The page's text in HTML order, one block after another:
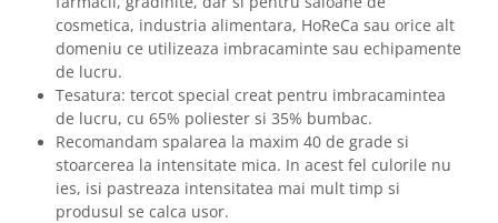
cosmetica, industria alimentara, HoReCa sau orice alt
domeniu ce utilizeaza imbracaminte sau echipamente
de lucru.
Tesatura: tercot special creat pentru imbracamintea
de lucru, cu 65% poliester si 35% bumbac.
Recomandam spalarea la maxim 40 de grade si
stoarcerea la intensitate mica. In acest fel culorile nu
ies, isi pastreaza intensitatea mai mult timp si
produsul se calca usor.